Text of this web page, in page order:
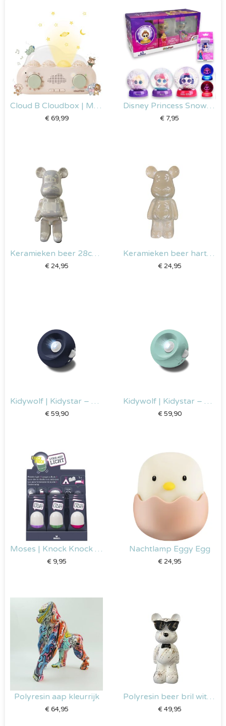
Cloud B Cloudbox | Mijn Eerste Verhalendoos Nederlands – Frans
€69,99
Disney Princess Snow Light
€ 7,95
Keramieken beer 28cm wit
€24,95
Keramieken beer hart | 28cm wit
€24,95
Kidywolf | Kidystar – Galaxies
€59,90
Kidywolf | Kidystar – Oceanen en zeeën
€59,90
Moses | Knock Knock – Led lamp
€9,95
Nachtlamp Eggy Egg
€24,95
Polyresin aap kleurrijk
€64,95
Polyresin beer bril wit met gouden splash
€49,95